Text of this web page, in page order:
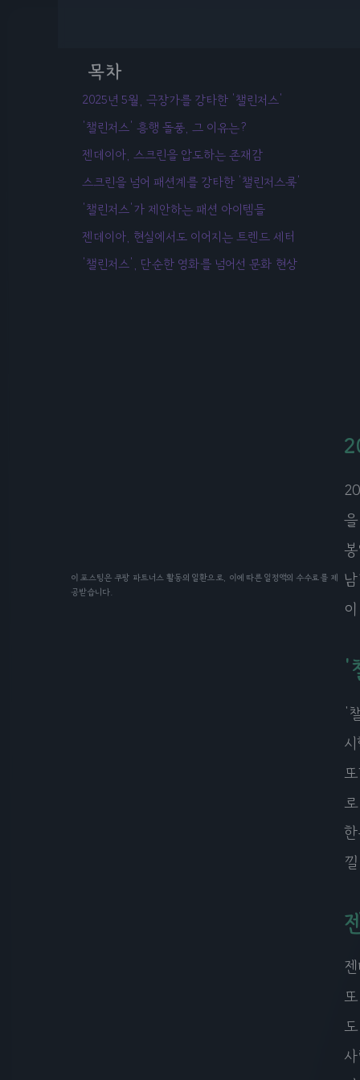
목차
2025년 5월, 극장가를 강타한 '챌린저스'
'챌린저스' 흥행 돌풍, 그 이유는?
젠데이아, 스크린을 압도하는 존재감
스크린을 넘어 패션계를 강타한 '챌린저스룩'
'챌린저스'가 제안하는 패션 아이템들
젠데이아, 현실에서도 이어지는 트렌드 세터
'챌린저스', 단순한 영화를 넘어선 문화 현상
이 포스팅은 쿠팡 파트너스 활동의 일환으로, 이에 따른 일정액의 수수료를 제
공받습니다.
'
'